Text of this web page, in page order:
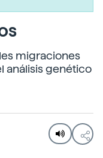
migraciones
análisis genético